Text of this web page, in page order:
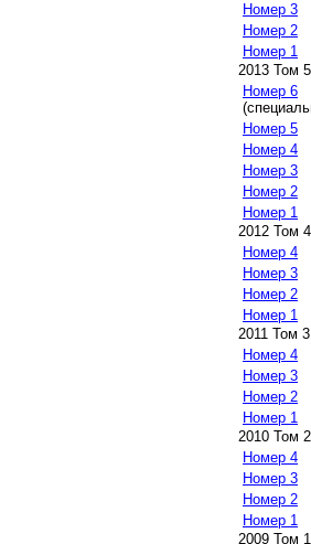
Номер 3
Номер 2
Номер 1
2013 Том 5
Номер 6
Номер 5
Номер 4
Номер 3
Номер 2
Номер 1
2012 Том 4
Номер 4
Номер 3
Номер 2
Номер 1
2011 Том 3
Номер 4
Номер 3
Номер 2
Номер 1
2010 Том 2
Номер 4
Номер 3
Номер 2
Номер 1
2009 Том 1